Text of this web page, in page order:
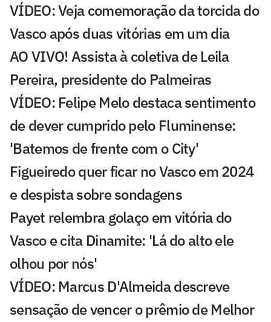
VÍDEO: Veja comemoração da torcida do
Vasco após duas vitórias em um dia
AO VIVO! Assista à coletiva de Leila
Pereira, presidente do Palmeiras
VÍDEO: Felipe Melo destaca sentimento
de dever cumprido pelo Fluminense:
'Batemos de frente com o City'
Figueiredo quer ficar no Vasco em 2024
e despista sobre sondagens
Payet relembra golaço em vitória do
Vasco e cita Dinamite: 'Lá do alto ele
olhou por nós'
VÍDEO: Marcus D'Almeida descreve
sensação de vencer o prêmio de Melhor